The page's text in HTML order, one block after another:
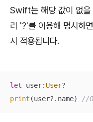
Swift는 해당 값이 없을
리 '?'를 이용해 명시하
시 적용됩니다.
let user: User
print (user? .name) //